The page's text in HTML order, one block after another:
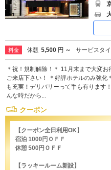
料金 休憩 5,500 円 ～ サービスタ
＊祝！規制解除！＊ 11月末まで大変
ご来店下さい！ ＊好評ホテルのみ強
も充実！デリバリーって手も有ります
んな時だから...
クーポン
【クーポン全日利用OK】
宿泊 1000円ＯＦＦ
休憩 500円ＯＦＦ
【ラッキールーム新設】